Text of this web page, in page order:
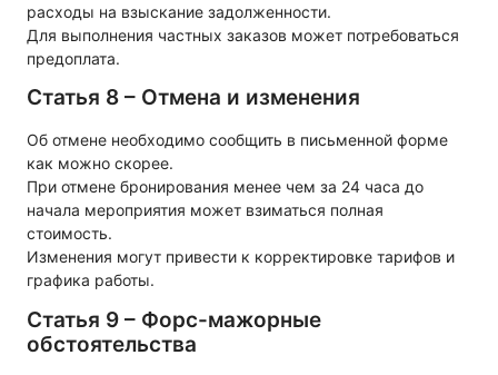
расходы на взыскание задолженности.
Для выполнения частных заказов может потребоваться
предоплата.
Статья 8 – Отмена и изменения
Об отмене необходимо сообщить в письменной форме
как можно скорее.
При отмене бронирования менее чем за 24 часа до
начала мероприятия может взиматься полная
стоимость.
Изменения могут привести к корректировке тарифов и
графика работы.
Статья 9 – Форс-мажорные
обстоятельства